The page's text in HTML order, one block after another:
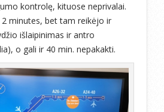
kontrolę, kituose neprivalai.
2 minutes, bet tam reikėjo ir
išlaipinimas ir antro
o gali ir 40 min. nepakakti.